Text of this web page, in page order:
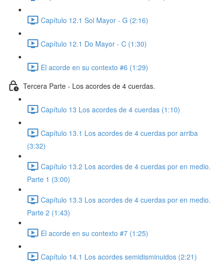
Capítulo 12.1 Sol Mayor - G (2:16)
Capítulo 12.1 Do Mayor - C (1:30)
El acorde en su contexto #6 (1:29)
Tercera Parte - Los acordes de 4 cuerdas.
Capítulo 13 Los acordes de 4 cuerdas (1:10)
Capítulo 13.1 Los acordes de 4 cuerdas por arriba
(3:32)
Capítulo 13.2 Los acordes de 4 cuerdas por en medio.
Parte 1 (3:00)
Capítulo 13.3 Los acordes de 4 cuerdas por en medio.
Parte 2 (1:43)
El acorde en su contexto #7 (1:25)
Capítulo 14.1 Los acordes semidisminuidos (2:21)